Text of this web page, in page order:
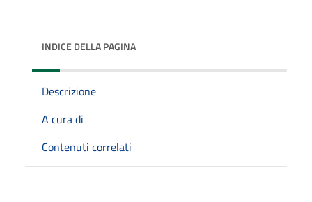
INDICE DELLA PAGINA
Descrizione
A cura di
Contenuti correlati